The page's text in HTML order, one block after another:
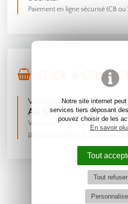
Notre site internet
services tiers déposant
pouvez choisir de les
En savoir
Tout
Tout refuser
Paiement en ligne sécurisé (CB
CLICK & COLLECT
Vous pouvezvenir
AU SHOWROOM de
Votre commande sera prise en
paiement en ligne (CB ou Virement)